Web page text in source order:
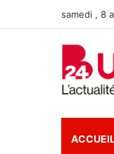
samedi , 8